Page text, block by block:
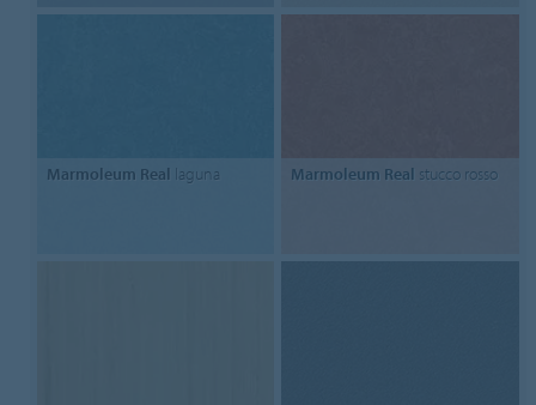
Marmoleum Real laguna Marmoleum Real stucco rosso